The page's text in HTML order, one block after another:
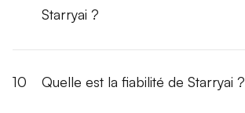
Starryai ?
10 Quelle est la fiabilité de Starryai ?